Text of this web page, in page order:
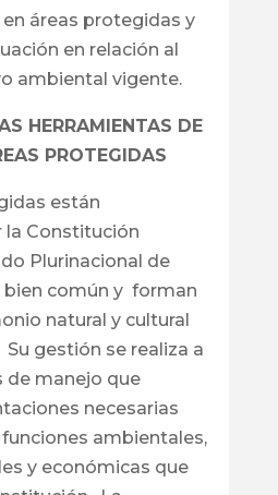
áreas protegidas y
en relación al
ambiental vigente.
HERRAMIENTAS DE
PROTEGIDAS
están
la Constitución
Plurinacional de
bien común y forman
natural y cultural
gestión se realiza a
de manejo que
necesarias
ambientales,
y económicas que